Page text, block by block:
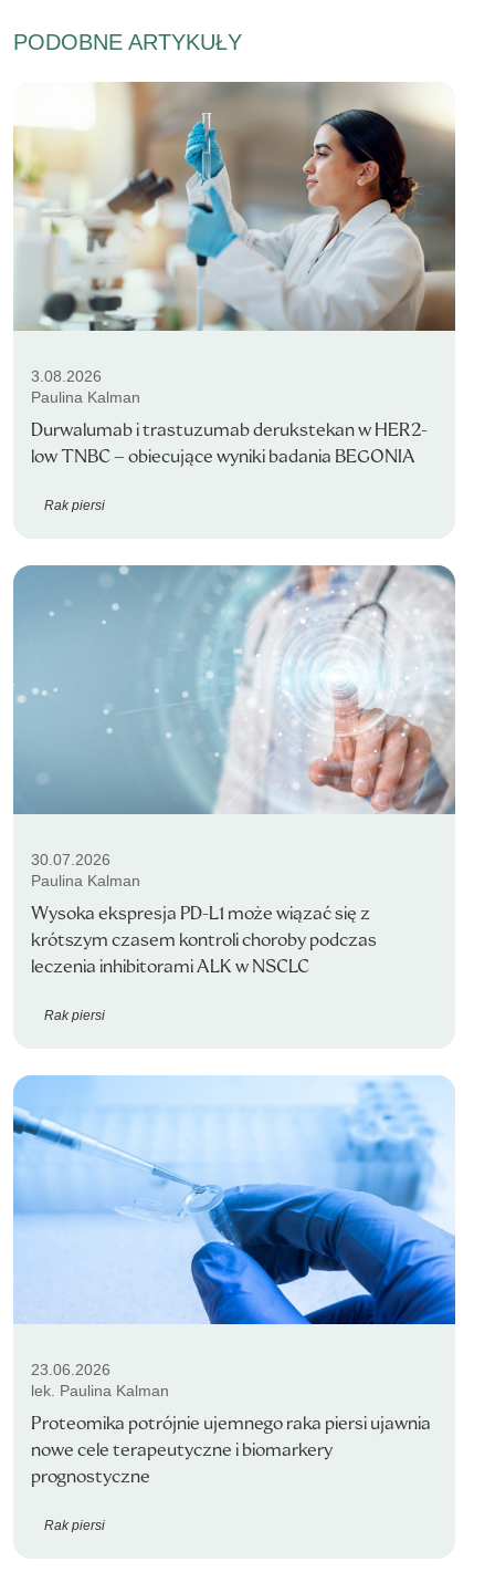
PODOBNE ARTYKUŁY
3.08.2026
Paulina Kalman
Durwalumab i trastuzumab derukstekan w HER2-
low TNBC – obiecujące wyniki badania BEGONIA
Rak piersi
30.07.2026
Paulina Kalman
Wysoka ekspresja PD-L1 może wiązać się z
krótszym czasem kontroli choroby podczas
leczenia inhibitorami ALK w NSCLC
Rak piersi
23.06.2026
lek. Paulina Kalman
Proteomika potrójnie ujemnego raka piersi ujawnia
nowe cele terapeutyczne i biomarkery
prognostyczne
Rak piersi